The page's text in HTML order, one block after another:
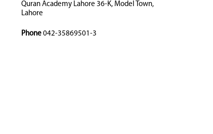
Quran Academy Lahore 36-K, Model Town,
Lahore
Phone 042-35869501-3